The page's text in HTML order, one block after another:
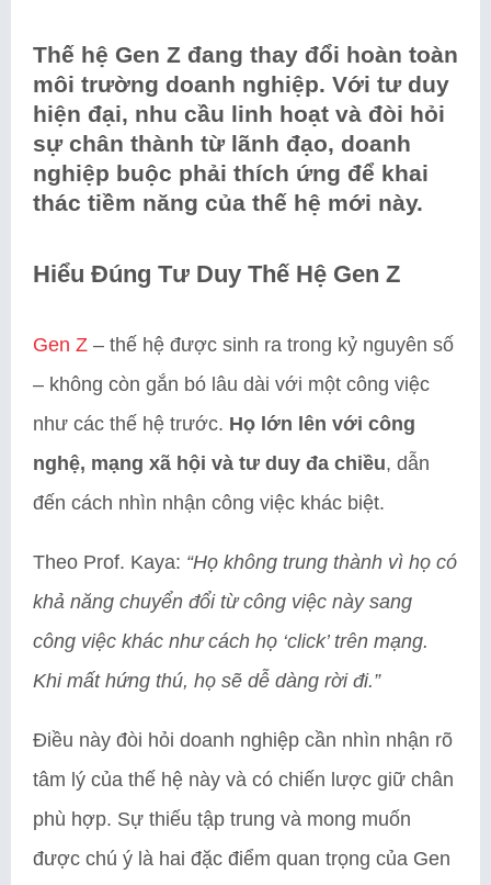
Thế hệ Gen Z đang thay đổi hoàn toàn
môi trường doanh nghiệp. Với tư duy
hiện đại, nhu cầu linh hoạt và đòi hỏi
sự chân thành từ lãnh đạo, doanh
nghiệp buộc phải thích ứng để khai
thác tiềm năng của thế hệ mới này.
Hiểu Đúng Tư Duy Thế Hệ Gen Z
Gen Z – thế hệ được sinh ra trong kỷ nguyên số
– không còn gắn bó lâu dài với một công việc
như các thế hệ trước. Họ lớn lên với công
nghệ, mạng xã hội và tư duy đa chiều, dẫn
đến cách nhìn nhận công việc khác biệt.
Theo Prof. Kaya: “Họ không trung thành vì họ có
khả năng chuyển đổi từ công việc này sang
công việc khác như cách họ ‘click’ trên mạng.
Khi mất hứng thú, họ sẽ dễ dàng rời đi.”
Điều này đòi hỏi doanh nghiệp cần nhìn nhận rõ
tâm lý của thế hệ này và có chiến lược giữ chân
phù hợp. Sự thiếu tập trung và mong muốn
được chú ý là hai đặc điểm quan trọng của Gen